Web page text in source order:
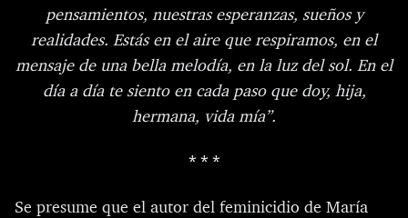
pensamientos, nuestras esperanzas, sueños y
realidades. Estás en el aire que respiramos, en el
mensaje de una bella melodía, en la luz del sol. En el
día a día te siento en cada paso que doy, hija,
hermana, vida mía”.
* * *
Se presume que el autor del feminicidio de María